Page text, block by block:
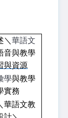
＼ 華語文
音與教學
與資源
學與教學
實務
華語文教